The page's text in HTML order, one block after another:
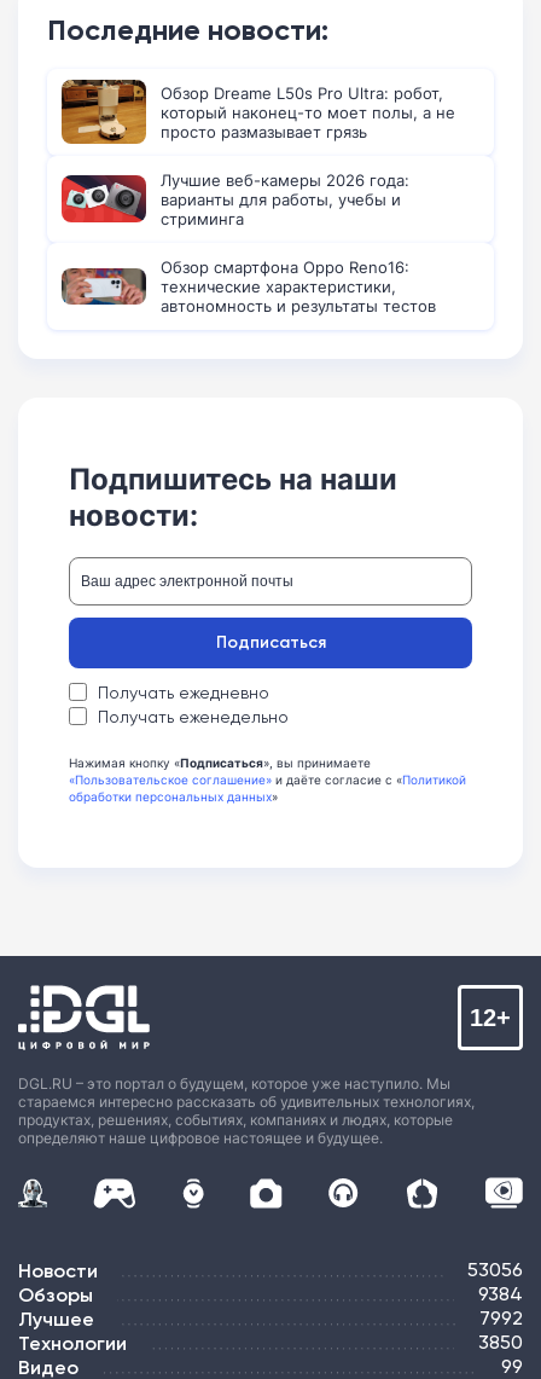
Последние новости:
Обзор Dreame L50s Pro Ultra: робот,
который наконец-то моет полы, а не
просто размазывает грязь
Лучшие веб-камеры 2026 года:
варианты для работы, учебы и
стриминга
Обзор смартфона Oppo Reno16:
технические характеристики,
автономность и результаты тестов
Подпишитесь на наши
новости:
Получать ежедневно
Получать еженедельно
Подписаться
Нажимая кнопку «Подписаться», вы принимаете
«Пользовательское соглашение» и даёте согласие с «Политикой
обработки персональных данных»
DGL.RU – это портал о будущем, которое уже наступило. Мы
стараемся интересно рассказать об удивительных технологиях,
продуктах, решениях, событиях, компаниях и людях, которые
определяют наше цифровое настоящее и будущее.
12+
Новости 53056
Обзоры 9384
Лучшее 7992
Технологии 3850
Видео 99